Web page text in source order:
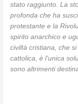
stato raggiunto. La
profonda che ha
protestante e la
spirito anarchico e
civiltà cristiana, che
cattolica, è l’unica
sono altrimenti